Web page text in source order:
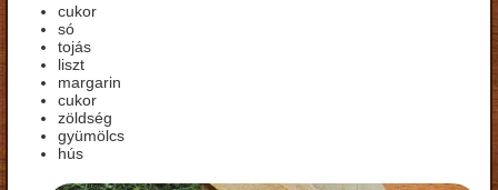
cukor
só
tojás
liszt
margarin
cukor
zöldség
gyümölcs
hús